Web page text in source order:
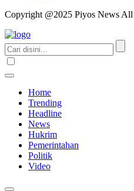
Copyright @2025 Piyos News All
Home
Trending
Headline
News
Hukrim
Pemerintahan
Politik
Video